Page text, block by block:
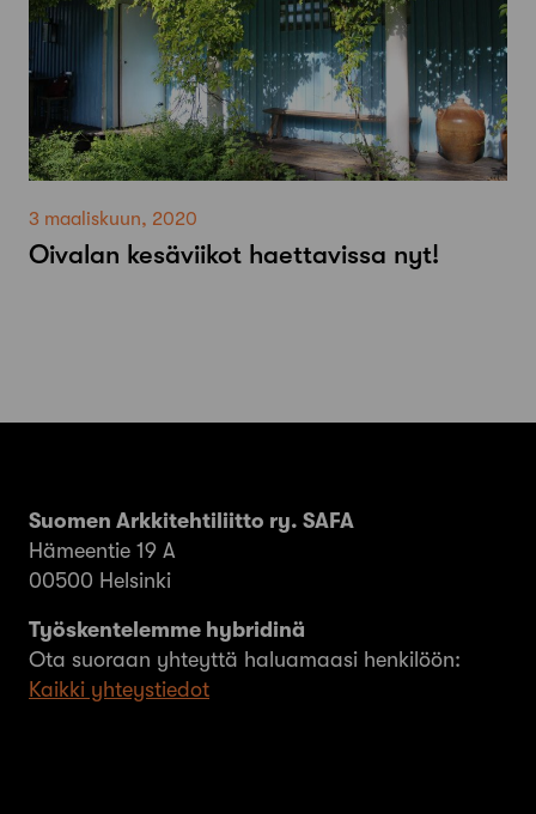
3 maaliskuun, 2020
Oivalan kesäviikot haettavissa nyt!
Suomen Arkkitehtiliitto ry. SAFA
Hämeentie 19 A
00500 Helsinki
Työskentelemme hybridinä
Ota suoraan yhteyttä haluamaasi henkilöön:
Kaikki yhteystiedot